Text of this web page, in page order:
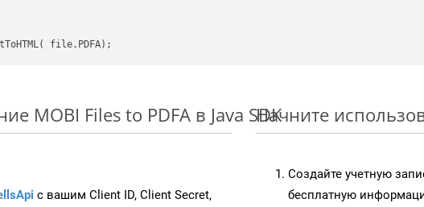
MOBI Files to PDFA в Java SDK
с вашим Client ID, Client Secret,
Начните
Создайте учетную
бесплатную